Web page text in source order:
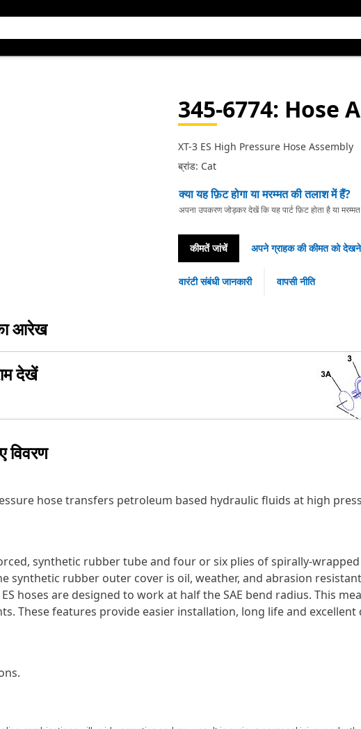
345-6774: Hose
XT-3 ES High Pressure Hose Assembly
ब्रांड: Cat
क्या यह फ़िट होगा या मरम्मत की तलाश में हैं?
अपना उपकरण जोड़कर देखें कि यह पार्ट फ़िट होता है या
कीमतें जांचें अपने ग्राहक की कीमत को
वारंटी संबंधी जानकारी वापसी नीति
आरेख
देखें
विवरण
hose transfers petroleum based hydraulic fluids at high
synthetic rubber tube and four or six plies of spirally-
synthetic rubber outer cover is oil, weather, and abrasion
hoses are designed to work at half the SAE bend radius. This
These features provide easier installation, long life and excellent